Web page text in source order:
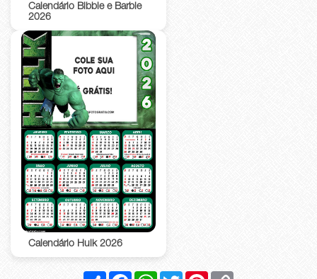
Calendário Bibble e Barbie
2026
Calendário Hulk 2026
Compartilhar
FacebookWhatsApp
Twitter Pinterest